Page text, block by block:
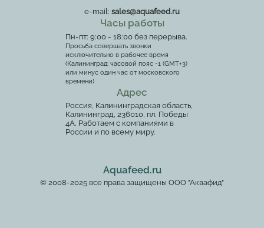
e-mail: sales@aquafeed.ru
Часы работы
Пн-пт: 9:00 - 18:00 без перерыва.
Просьба совершать звонки
исключительно в рабочее время
(Калининград: часовой пояс -1 (GMT+3)
или минус один час от московского
времени)
Адрес
Россия, Калининградская область,
Калининград, 236010, пл. Победы
4А. Работаем с компаниями в
России и по всему миру.
Aquafeed.ru
© 2008-2025 все права защищены ООО "Аквафид"